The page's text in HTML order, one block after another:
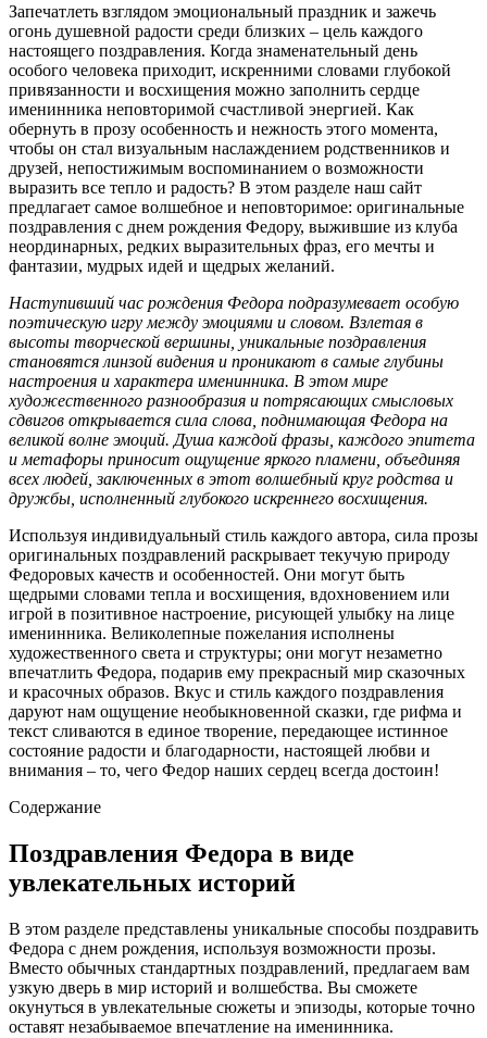
Запечатлеть взглядом эмоциональный праздник и зажечь
огонь душевной радости среди близких – цель каждого
настоящего поздравления. Когда знаменательный день
особого человека приходит, искренними словами глубокой
привязанности и восхищения можно заполнить сердце
именинника неповторимой счастливой энергией. Как
обернуть в прозу особенность и нежность этого момента,
чтобы он стал визуальным наслаждением родственников и
друзей, непостижимым воспоминанием о возможности
выразить все тепло и радость? В этом разделе наш сайт
предлагает самое волшебное и неповторимое: оригинальные
поздравления с днем рождения Федору, выжившие из клуба
неординарных, редких выразительных фраз, его мечты и
фантазии, мудрых идей и щедрых желаний.
Наступивший час рождения Федора подразумевает особую
поэтическую игру между эмоциями и словом. Взлетая в
высоты творческой вершины, уникальные поздравления
становятся линзой видения и проникают в самые глубины
настроения и характера именинника. В этом мире
художественного разнообразия и потрясающих смысловых
сдвигов открывается сила слова, поднимающая Федора на
великой волне эмоций. Душа каждой фразы, каждого эпитета
и метафоры приносит ощущение яркого пламени, объединяя
всех людей, заключенных в этот волшебный круг родства и
дружбы, исполненный глубокого искреннего восхищения.
Используя индивидуальный стиль каждого автора, сила прозы
оригинальных поздравлений раскрывает текучую природу
Федоровых качеств и особенностей. Они могут быть
щедрыми словами тепла и восхищения, вдохновением или
игрой в позитивное настроение, рисующей улыбку на лице
именинника. Великолепные пожелания исполнены
художественного света и структуры; они могут незаметно
впечатлить Федора, подарив ему прекрасный мир сказочных
и красочных образов. Вкус и стиль каждого поздравления
даруют нам ощущение необыкновенной сказки, где рифма и
текст сливаются в единое творение, передающее истинное
состояние радости и благодарности, настоящей любви и
внимания – то, чего Федор наших сердец всегда достоин!
Содержание
Поздравления Федора в виде
увлекательных историй
В этом разделе представлены уникальные способы поздравить
Федора с днем рождения, используя возможности прозы.
Вместо обычных стандартных поздравлений, предлагаем вам
узкую дверь в мир историй и волшебства. Вы сможете
окунуться в увлекательные сюжеты и эпизоды, которые точно
оставят незабываемое впечатление на именинника.